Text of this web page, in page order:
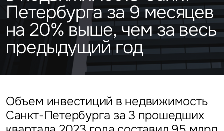
Стратегический консалтинг
Исследования и аналитика
Управление проектами строительства
Каталог объектов
Эксклюзивы
О нас
Новости
Петербурга за 9 месяцев
на 20% выше, чем за весь
предыдущий год
Объем инвестиций в недвижимость
Санкт-Петербурга за 3 прошедших
Офисы
Стрит-ритейл
Отели
Подписаться
Нажимая на кнопку
«Отправить», вы даете свое
согласие на обработку
и использование ваших
персональных данных
Это обязательное поле
Введен неверный формат
Сейчас По времени
Отправить
данныхАлматы
Брокеридж
Стратегический консалтинг
Исследования и аналитика
Оценка
Это обязательное поле
Это обязательное поле
Отправить